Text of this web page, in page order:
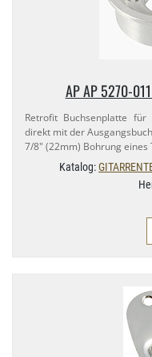
AP AP 5270-​
Retrofit Buchsenplatte
direkt mit der
7/​8" (22mm) Bohrung
Katalog: